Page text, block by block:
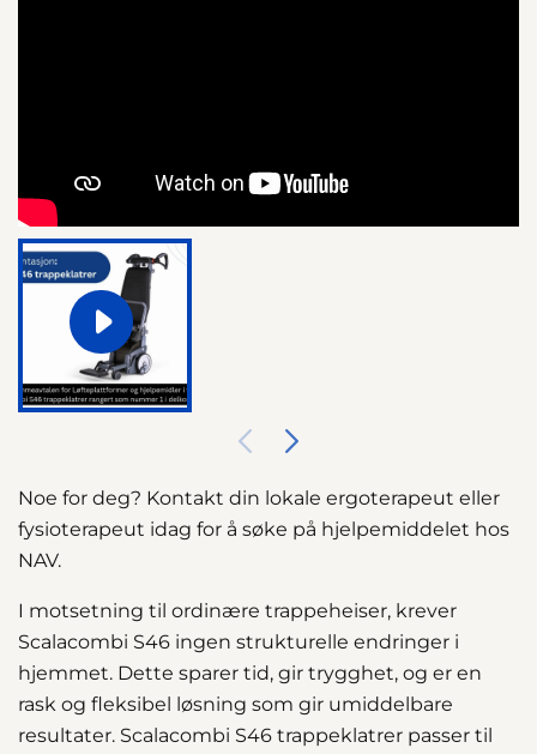
Noe for deg? Kontakt din lokale ergoterapeut eller
fysioterapeut idag for å søke på hjelpemiddelet hos
NAV.
I motsetning til ordinære trappeheiser, krever
Scalacombi S46 ingen strukturelle endringer i
hjemmet. Dette sparer tid, gir trygghet, og er en
rask og fleksibel løsning som gir umiddelbare
resultater. Scalacombi S46 trappeklatrer passer til